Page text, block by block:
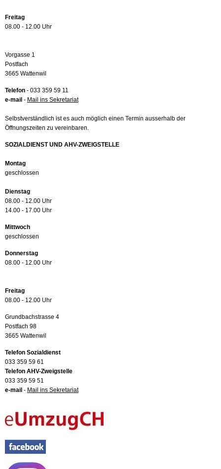
Freitag
08.00 - 12.00 Uhr
Vorgasse 1
Postfach
3665 Wattenwil
Telefon - 033 359 59 11
e-mail - Mail ins Sekretariat
Selbstverständlich ist es auch möglich einen Termin ausserhalb der
Öffnungszeiten zu vereinbaren.
SOZIALDIENST UND AHV-ZWEIGSTELLE
Montag
geschlossen
Dienstag
08.00 - 12.00 Uhr
14.00 - 17.00 Uhr
Mittwoch
geschlossen
Donnerstag
08.00 - 12.00 Uhr
Freitag
08.00 - 12.00 Uhr
Grundbachstrasse 4
Postfach 98
3665 Wattenwil
Telefon Sozialdienst
033 359 59 61
Telefon AHV-Zweigstelle
033 359 59 51
e-mail - Mail ins Sekretariat